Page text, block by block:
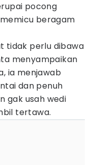
pocong
beragam
tidak perlu dibawa
menyampaikan
ia menjawab
dan penuh
gak usah wedi
tertawa.